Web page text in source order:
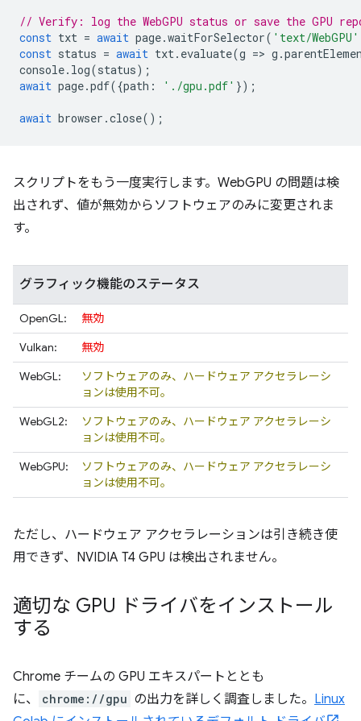
// Verify: log the WebGPU status or save the GPU
const txt = await page.waitForSelector( 'text/WebGPU'
const status = await txt. evaluate(g => g .
console. log(status);
await page.pdf({path : './gpu.pdf' });
await browser .close();
スクリプトをもう一度実行します。WebGPU の問題は検
出されず、値が無効からソフトウェアのみに変更されま
す。
グラフィック機能のステータス
OpenGL:
無効
Vulkan:
無効
WebGL:
ソフトウェアのみ、ハードウェア アクセラレーシ
ョンは使用不可。
WebGL2:
ソフトウェアのみ、ハードウェア アクセラレーシ
ョンは使用不可。
WebGPU:
ソフトウェアのみ、ハードウェア アクセラレーシ
ョンは使用不可。
ただし、ハードウェア アクセラレーションは引き続き使
用できず、NVIDIA T4 GPU は検出されません。
適切な GPU ドライバをインストール
する
Chrome チームの GPU エキスパートととも
に、
chrome://gpu の出力を詳しく調査しました。 Linux